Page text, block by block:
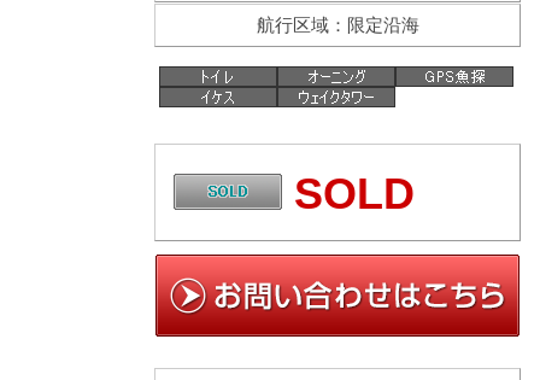
航行区域：限定沿海
SOLD